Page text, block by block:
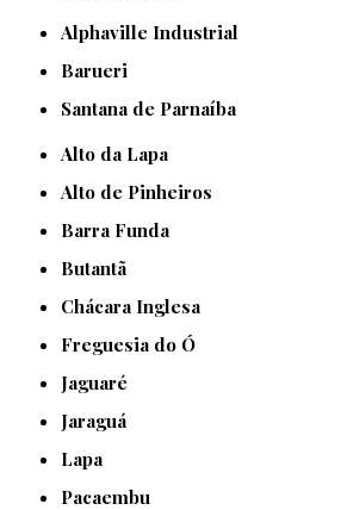
Alphaville Industrial
Barueri
Santana de Parnaíba
Alto da Lapa
Alto de Pinheiros
Barra Funda
Butantã
Chácara Inglesa
Freguesia do Ó
Jaguaré
Jaraguá
Lapa
Pacaembu